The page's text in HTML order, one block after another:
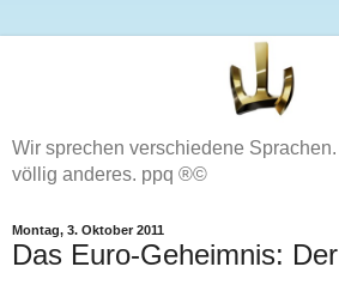
Wir sprechen verschiedene
völlig anderes. ppq ®©
Montag, 3. Oktober 2011
Das Euro-Geheimnis: